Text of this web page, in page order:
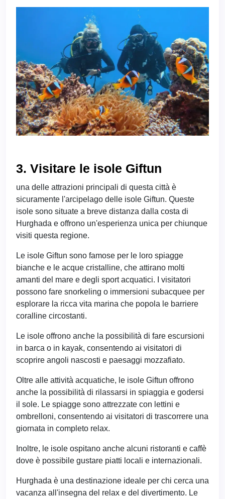
3. Visitare le isole Giftun
una delle attrazioni principali di questa città è
sicuramente l'arcipelago delle isole Giftun. Queste
isole sono situate a breve distanza dalla costa di
Hurghada e offrono un'esperienza unica per chiunque
visiti questa regione.
Le isole Giftun sono famose per le loro spiagge
bianche e le acque cristalline, che attirano molti
amanti del mare e degli sport acquatici. I visitatori
possono fare snorkeling o immersioni subacquee per
esplorare la ricca vita marina che popola le barriere
coralline circostanti.
Le isole offrono anche la possibilità di fare escursioni
in barca o in kayak, consentendo ai visitatori di
scoprire angoli nascosti e paesaggi mozzafiato.
Oltre alle attività acquatiche, le isole Giftun offrono
anche la possibilità di rilassarsi in spiaggia e godersi
il sole. Le spiagge sono attrezzate con lettini e
ombrelloni, consentendo ai visitatori di trascorrere una
giornata in completo relax.
Inoltre, le isole ospitano anche alcuni ristoranti e caffè
dove è possibile gustare piatti locali e internazionali.
Hurghada è una destinazione ideale per chi cerca una
vacanza all'insegna del relax e del divertimento. Le